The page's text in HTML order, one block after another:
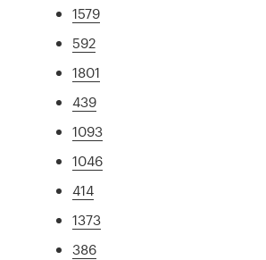
1579
592
1801
439
1093
1046
414
1373
386